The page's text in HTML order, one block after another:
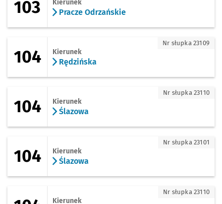
103 Kierunek
Pracze Odrzańskie
104 Kierunek
Rędzińska
Nr słupka 23109
104 Kierunek
Ślazowa
Nr słupka 23110
104 Kierunek
Ślazowa
Nr słupka 23101
104 - kierunek Zajezdnia Obornicka
Kierunek
Nr słupka 23110